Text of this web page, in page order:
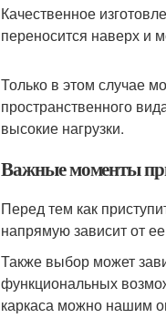
Качественное
переносится наверх и
Только в этом случае
пространственного
высокие нагрузки.
Важные моменты
Перед тем как
напрямую зависит от
Также выбор может
функциональных
каркаса можно нашим